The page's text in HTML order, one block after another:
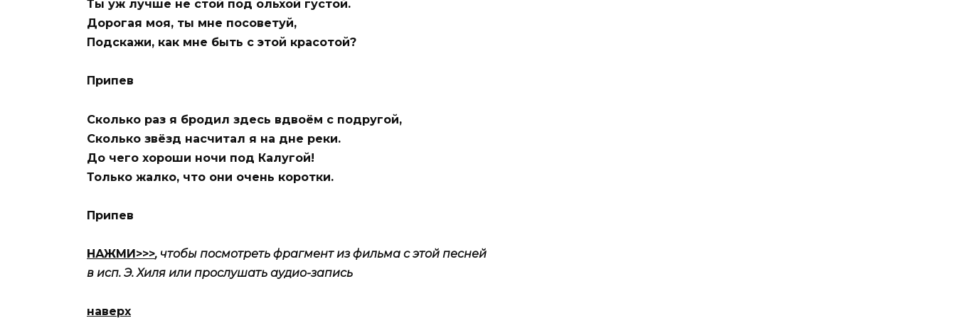
Ты уж лучше не стой под ольхой густой.
Дорогая моя, ты мне посоветуй,
Подскажи, как мне быть с этой красотой?
Припев
Сколько раз я бродил здесь вдвоём с подругой,
Сколько звёзд насчитал я на дне реки.
До чего хороши ночи под Калугой!
Только жалко, что они очень коротки.
Припев
НАЖМИ>>>, чтобы посмотреть фрагмент из фильма с этой песней
в исп. Э. Хиля или прослушать аудио-запись
наверх